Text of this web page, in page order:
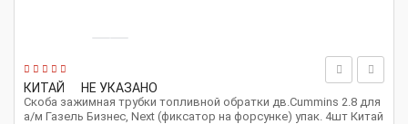
КИТАЙ НЕ УКАЗАНО
Скоба зажимная трубки топливной обратки дв.Cummins 2.8 для
а/м Газель Бизнес, Next (фиксатор на форсунке) упак. 4шт Китай